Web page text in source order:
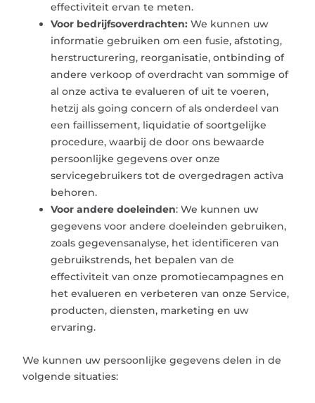
effectiviteit ervan te meten.
Voor bedrijfsoverdrachten: We kunnen uw
informatie gebruiken om een ​​fusie, afstoting,
herstructurering, reorganisatie, ontbinding of
andere verkoop of overdracht van sommige of
al onze activa te evalueren of uit te voeren,
hetzij als going concern of als onderdeel van
een faillissement, liquidatie of soortgelijke
procedure, waarbij de door ons bewaarde
persoonlijke gegevens over onze
servicegebruikers tot de overgedragen activa
behoren.
Voor andere doeleinden: We kunnen uw
gegevens voor andere doeleinden gebruiken,
zoals gegevensanalyse, het identificeren van
gebruikstrends, het bepalen van de
effectiviteit van onze promotiecampagnes en
het evalueren en verbeteren van onze Service,
producten, diensten, marketing en uw
ervaring.
We kunnen uw persoonlijke gegevens delen in de
volgende situaties: